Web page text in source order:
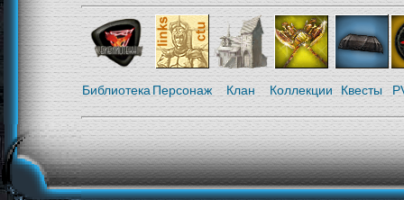
Библиотека Персонаж Клан Коллекции Квесты